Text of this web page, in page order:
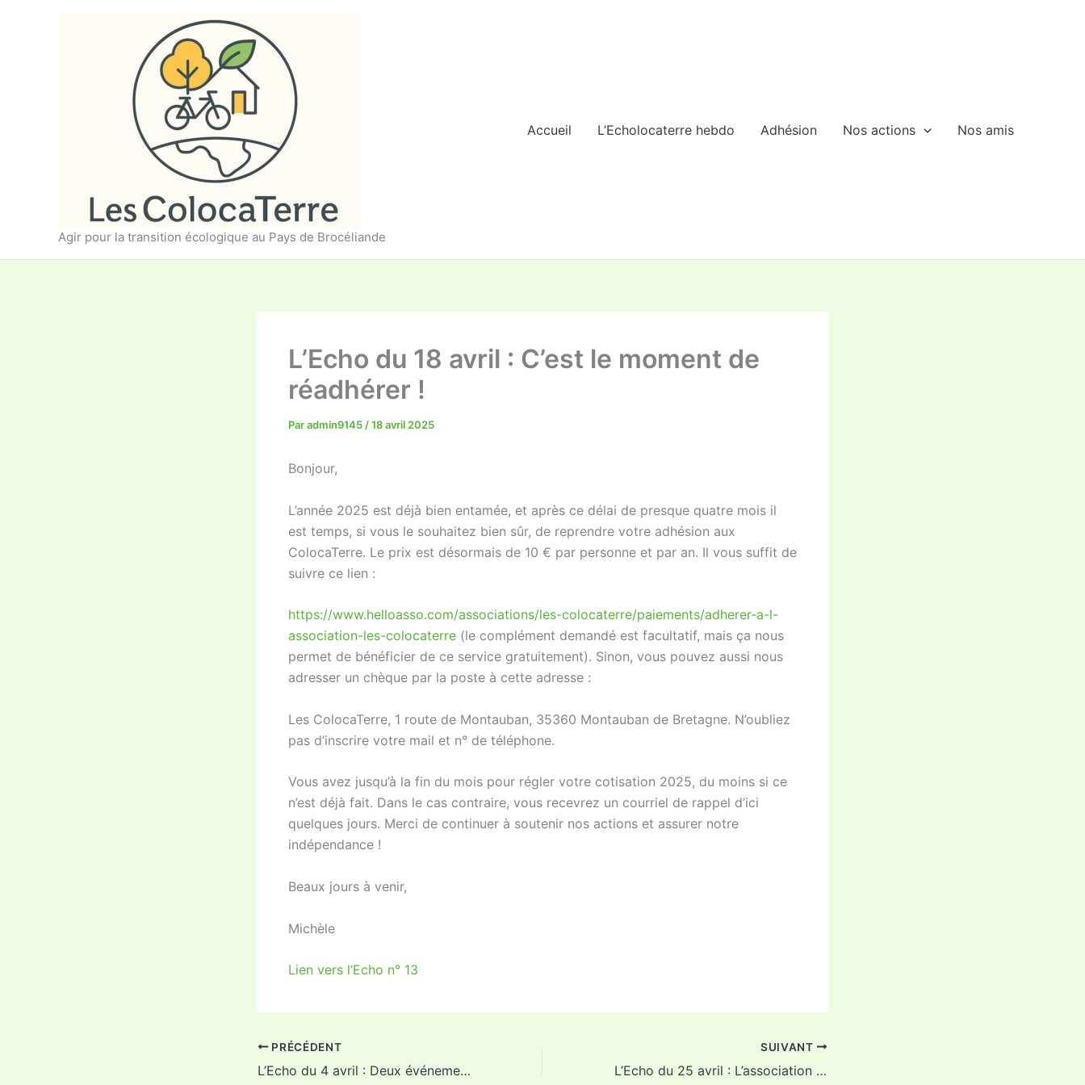
Agir pour la transition écologique au Pays de Brocéliande
Accueil L’Echolocaterre hebdo Adhésion Nos actions Nos amis
L’Echo du 18 avril : C’est le moment de
réadhérer !
Paradmin9145 /18 avril 2025
Bonjour,
L’année 2025 est déjà bien entamée, et après ce délai de presque quatre mois il
est temps, si vous le souhaitez bien sûr, de reprendre votre adhésion aux
ColocaTerre. Le prix est désormais de 10 € par personne et par an. Il vous suffit de
suivre ce lien :
https://www.helloasso.com/associations/les-colocaterre/paiements/adherer-a-l-
association-les-colocaterre (le complément demandé est facultatif, mais ça nous
permet de bénéficier de ce service gratuitement). Sinon, vous pouvez aussi nous
adresser un chèque par la poste à cette adresse :
Les ColocaTerre, 1 route de Montauban, 35360 Montauban de Bretagne. N’oubliez
pas d’inscrire votre mail et n° de téléphone.
Vous avez jusqu’à la fin du mois pour régler votre cotisation 2025, du moins si ce
n’est déjà fait. Dans le cas contraire, vous recevrez un courriel de rappel d’ici
quelques jours. Merci de continuer à soutenir nos actions et assurer notre
indépendance !
Beaux jours à venir,
Michèle
Lien vers l’Echo n° 13
PRÉCÉDENT
L’Echo du 4 avril : Deux événements ColocaTerre ce week-end !
SUIVANT
L’Echo du 25 avril : L’association prête !